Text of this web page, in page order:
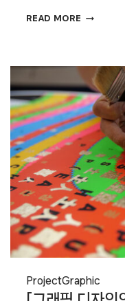
READ MORE [그래픽
③]
디지털
디자인의
도구
ProjectGraphic